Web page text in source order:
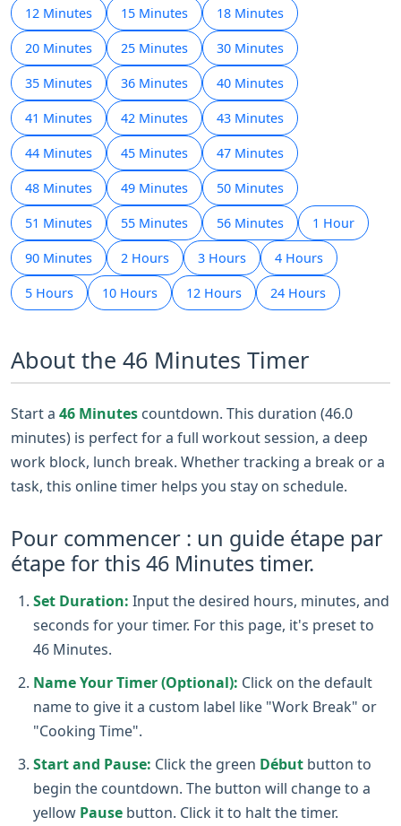
12 Minutes 15 Minutes 18 Minutes
20 Minutes 25 Minutes 30 Minutes
35 Minutes 36 Minutes 40 Minutes
41 Minutes 42 Minutes 43 Minutes
44 Minutes 45 Minutes 47 Minutes
48 Minutes 49 Minutes 50 Minutes
51 Minutes 55 Minutes 56 Minutes 1 Hour
90 Minutes 2 Hours 3 Hours 4 Hours
5 Hours 10 Hours 12 Hours 24 Hours
About the 46 Minutes Timer
Start a 46 Minutes countdown. This duration (46.0
minutes) is perfect for a full workout session, a deep
work block, lunch break. Whether tracking a break or a
task, this online timer helps you stay on schedule.
Pour commencer : un guide étape par
étape for this 46 Minutes timer.
Set Duration: Input the desired hours, minutes, and
seconds for your timer. For this page, it's preset to
46 Minutes.
Name Your Timer (Optional): Click on the default
name to give it a custom label like "Work Break" or
"Cooking Time".
Start and Pause: Click the green Début button to
begin the countdown. The button will change to a
yellow Pause button. Click it to halt the timer.